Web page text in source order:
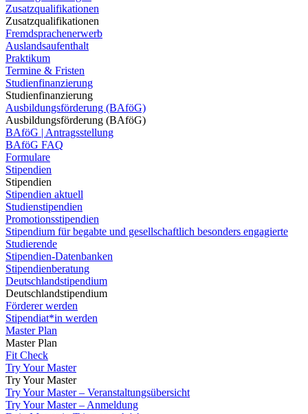
Zusatzqualifikationen
Zusatzqualifikationen
Fremdsprachenerwerb
Auslandsaufenthalt
Praktikum
Termine & Fristen
Studienfinanzierung
Studienfinanzierung
Ausbildungsförderung (BAföG)
Ausbildungsförderung (BAföG)
BAföG | Antragsstellung
BAföG FAQ
Formulare
Stipendien
Stipendien
Stipendien aktuell
Studienstipendien
Promotionsstipendien
Stipendium für begabte und gesellschaftlich besonders engagierte
Studierende
Stipendien-Datenbanken
Stipendienberatung
Deutschlandstipendium
Deutschlandstipendium
Förderer werden
Stipendiat*in werden
Master Plan
Master Plan
Fit Check
Try Your Master
Try Your Master
Try Your Master – Veranstaltungsübersicht
Try Your Master – Anmeldung